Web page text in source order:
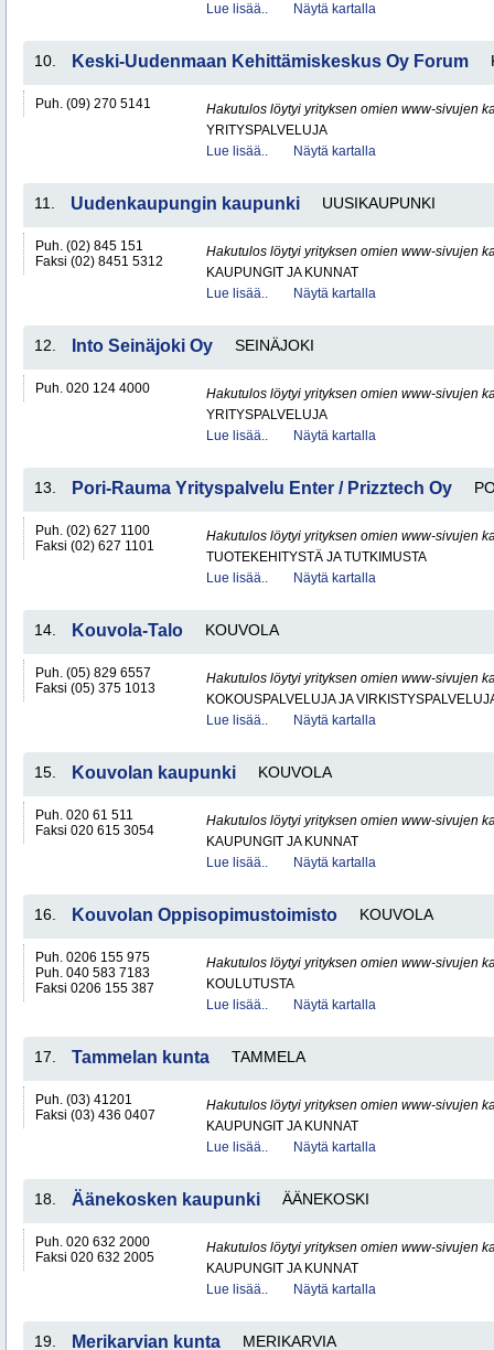
Lue lisää..
Näytä kartalla
10. Keski-Uudenmaan Kehittämiskeskus Oy Forum
Puh. (09) 270 5141
Hakutulos löytyi yrityksen omien www-sivujen
YRITYSPALVELUJA
Lue lisää..
Näytä kartalla
11. Uudenkaupungin kaupunki UUSIKAUPUNKI
Puh. (02) 845 151
Faksi (02) 8451 5312
Hakutulos löytyi yrityksen omien www-sivujen
KAUPUNGIT JA KUNNAT
Lue lisää..
Näytä kartalla
12. Into Seinäjoki Oy SEINÄJOKI
Puh. 020 124 4000
Hakutulos löytyi yrityksen omien www-sivujen
YRITYSPALVELUJA
Lue lisää..
Näytä kartalla
13. Pori-Rauma Yrityspalvelu Enter / Prizztech Oy
Puh. (02) 627 1100
Faksi (02) 627 1101
Hakutulos löytyi yrityksen omien www-sivujen
TUOTEKEHITYSTÄ JA TUTKIMUSTA
Lue lisää..
Näytä kartalla
14. Kouvola-Talo KOUVOLA
Puh. (05) 829 6557
Faksi (05) 375 1013
Hakutulos löytyi yrityksen omien www-sivujen
KOKOUSPALVELUJA JA
Lue lisää..
Näytä kartalla
15. Kouvolan kaupunki KOUVOLA
Puh. 020 61 511
Faksi 020 615 3054
Hakutulos löytyi yrityksen omien www-sivujen
KAUPUNGIT JA KUNNAT
Lue lisää..
Näytä kartalla
16. Kouvolan Oppisopimustoimisto KOUVOLA
Puh. 0206 155 975
Puh. 040 583 7183
Faksi 0206 155 387
Hakutulos löytyi yrityksen omien www-sivujen
KOULUTUSTA
Lue lisää..
Näytä kartalla
17. Tammelan kunta TAMMELA
Puh. (03) 41201
Faksi (03) 436 0407
Hakutulos löytyi yrityksen omien www-sivujen
KAUPUNGIT JA KUNNAT
Lue lisää..
Näytä kartalla
18. Äänekosken kaupunki ÄÄNEKOSKI
Puh. 020 632 2000
Faksi 020 632 2005
Hakutulos löytyi yrityksen omien www-sivujen
KAUPUNGIT JA KUNNAT
Lue lisää..
Näytä kartalla
19. Merikarvian kunta MERIKARVIA